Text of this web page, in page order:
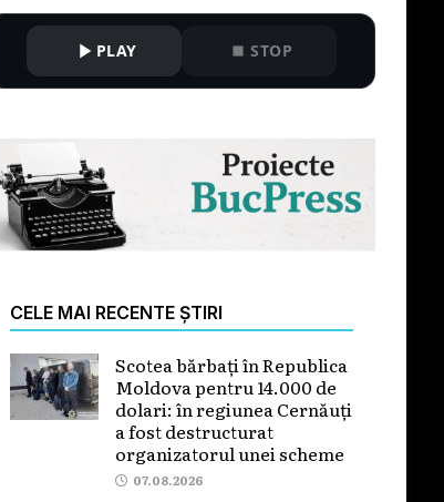
PLAY STOP
CELE MAI RECENTE ȘTIRI
Scotea bărbați în Republica
Moldova pentru 14.000 de
dolari: în regiunea Cernăuți
a fost destructurat
organizatorul unei scheme
07.08.2026